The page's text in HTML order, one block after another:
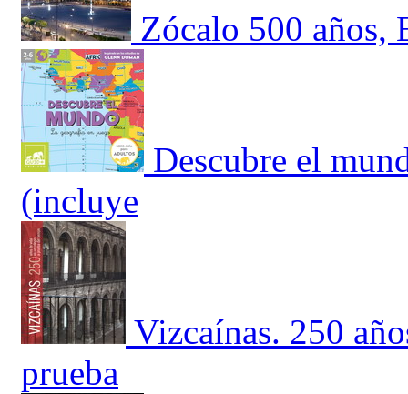
Zócalo 500 años,
Descubre el
(incluye
Vizcaínas. 250
prueba